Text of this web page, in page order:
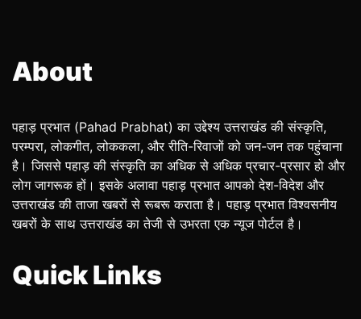
About
पहाड़ प्रभात (Pahad Prabhat) का उद्देश्य उत्तराखंड की संस्कृति,
परम्परा, लोकगीत, लोककला, और रीति-रिवाजों को जन-जन तक पहुंचाना
है। जिससे पहाड़ की संस्कृति का अधिक से अधिक प्रचार-प्रसार हो और
लोग जागरूक हों। इसके अलावा पहाड़ प्रभात आपको देश-विदेश और
उत्तराखंड की ताजा खबरों से रूबरू कराता है। पहाड़ प्रभात विश्वसनीय
खबरों के साथ उत्तराखंड का तेजी से उभरता एक न्यूज पोर्टल है।
Quick Links